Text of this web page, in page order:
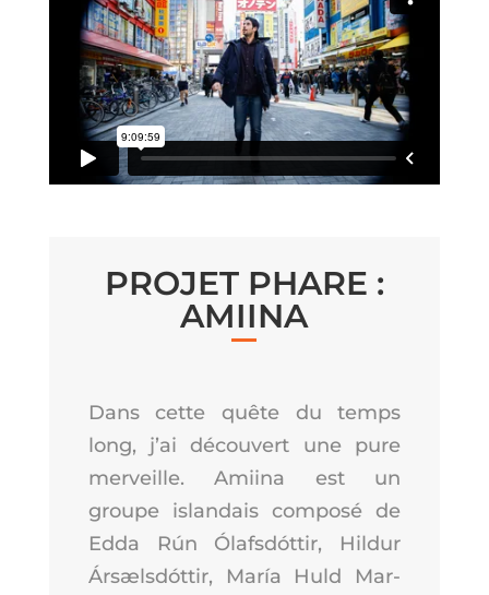
PRO­JET PHARE :
AMIINA
Dans cette quête du temps
long, j’ai décou­vert une pure
mer­veille. Amii­na est un
groupe islan­dais com­po­sé de
Edda Rún Ólaf­sdót­tir, Hil­dur
Ársælsdót­tir, María Huld Mar­